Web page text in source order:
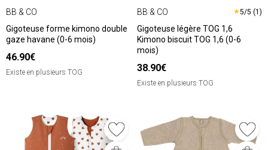
BB & CO
Gigoteuse forme kimono double
gaze havane (0-6 mois)
46.90€
Existe en plusieurs TOG
BB & CO ★5/5 (1)
Gigoteuse légère TOG 1,6
Kimono biscuit TOG 1,6 (0-6
mois)
38.90€
Existe en plusieurs TOG